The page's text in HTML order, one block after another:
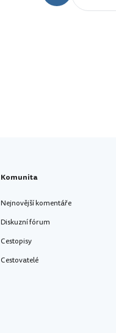
Komunita
Nejnovější komentáře
Diskuzní fórum
Cestopisy
Cestovatelé